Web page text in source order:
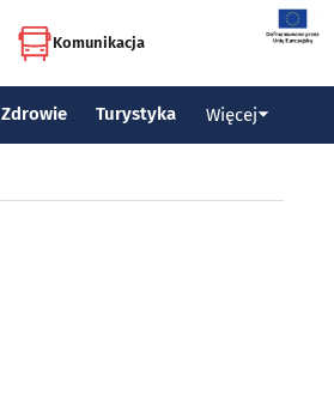
Komunikacja
Zdrowie Turystyka Więcej